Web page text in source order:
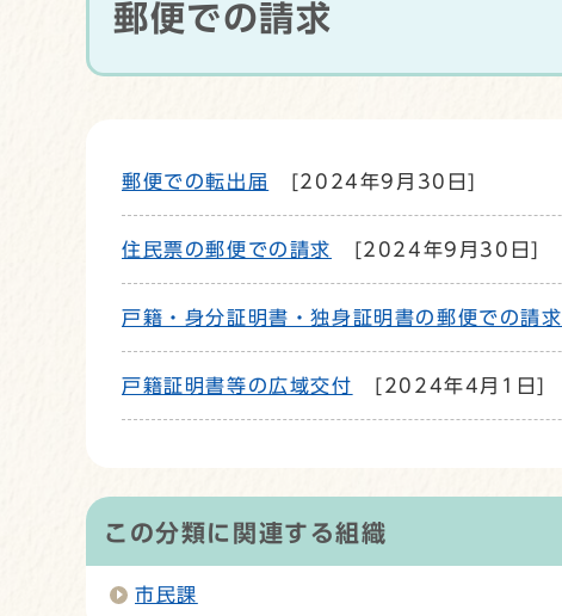
郵便での請求
郵便での転出届 [2024年9月30日]
住民票の郵便での請求 [2024年9月30日]
戸籍・身分証明書・独身証明書の郵便での請求
戸籍証明書等の広域交付 [2024年4月1日]
この分類に関連する組織
市民課